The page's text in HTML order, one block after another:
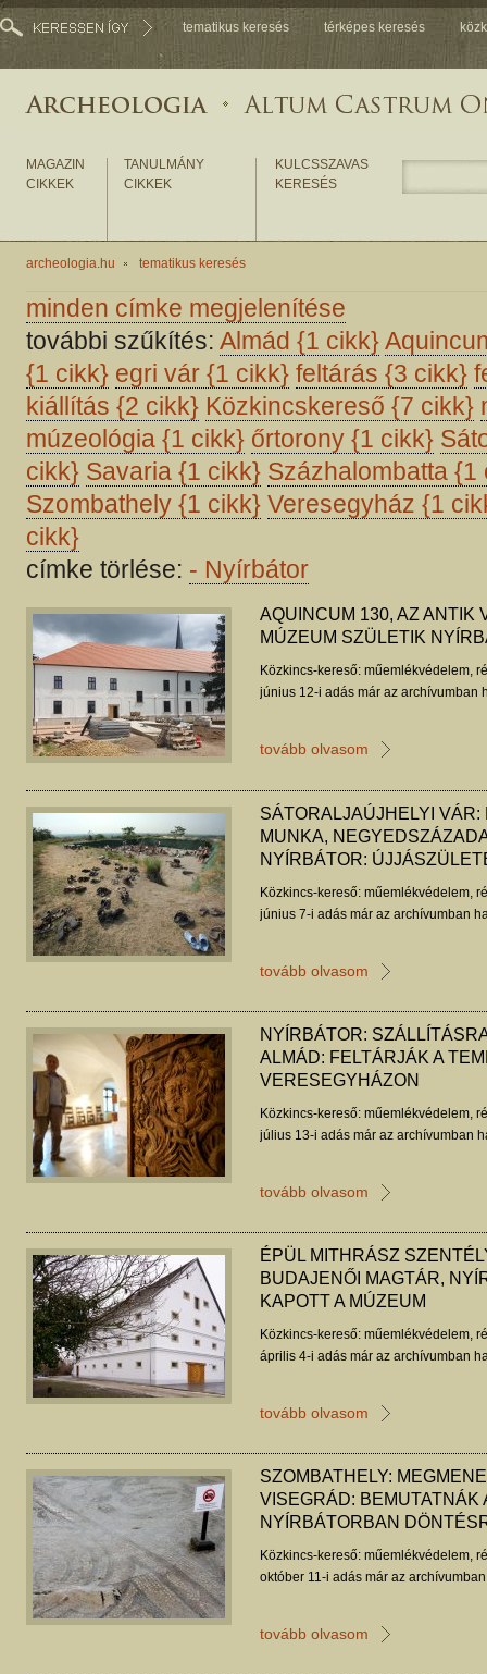
tematikus keresés térképes keresés
MAGAZIN
CIKKEK
TANULMÁNY
CIKKEK
KULCSSZAVAS
KERESÉS
archeologia.hu tematikus keresés
minden címke megjelenítése
további szűkítés: Almád {1 cikk}
{1 cikk} egri vár {1 cikk} feltárás {3 cikk}
kiállítás {2 cikk} Közkincskereső {7 cikk}
múzeológia {1 cikk} őrtorony {1 cikk}
cikk} Savaria {1 cikk} Százhalombatta {1
Szombathely {1 cikk} Veresegyház {1
cikk}
címke törlése: - Nyírbátor
AQUINCUM 130, AZ ANTIK
MÚZEUM SZÜLETIK
Közkincs-kereső: műemlékvédelem,
június 12-i adás már az archívumban
tovább olvasom
SÁTORALJAÚJHELYI VÁR:
MUNKA,
NYÍRBÁTOR:
Közkincs-kereső: műemlékvédelem,
június 7-i adás már az archívumban
tovább olvasom
NYÍRBÁTOR:
ALMÁD: FELTÁRJÁK A
VERESEGYHÁZON
Közkincs-kereső: műemlékvédelem,
július 13-i adás már az archívumban
tovább olvasom
ÉPÜL MITHRÁSZ
BUDAJENŐI MAGTÁR,
KAPOTT A MÚZEUM
Közkincs-kereső: műemlékvédelem,
április 4-i adás már az archívumban
tovább olvasom
SZOMBATHELY:
VISEGRÁD: BEMUTATNÁK
NYÍRBÁTORBAN
Közkincs-kereső: műemlékvédelem,
október 11-i adás már az
tovább olvasom